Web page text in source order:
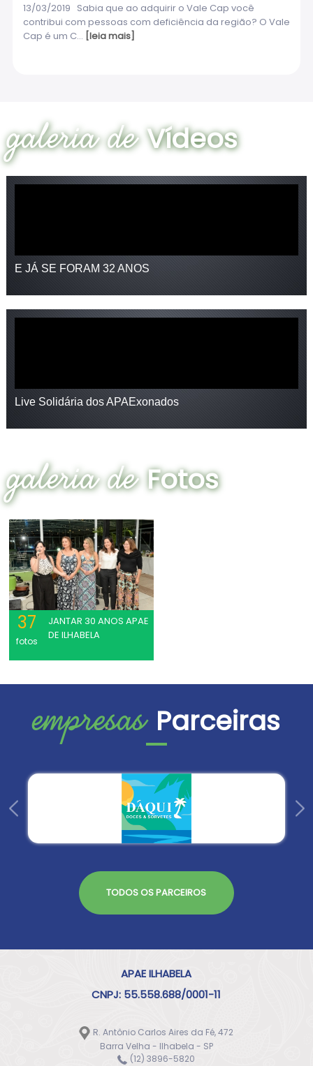
13/03/2019 Sabia que ao adquirir o Vale Cap você
contribui com pessoas com deficiência da região? O Vale
Cap é um C... [leia mais]
galeria deVídeos
E JÁ SE FORAM 32 ANOS
Live Solidária dos APAExonados
galeria deFotos
37
fotos
JANTAR 30 ANOS APAE
DE ILHABELA
empresas Parceiras
TODOS OS PARCEIROS
APAE ILHABELA
CNPJ: 55.558.688/0001-11
R. Antônio Carlos Aires da Fé, 472
Barra Velha - Ilhabela - SP
(12) 3896-5820